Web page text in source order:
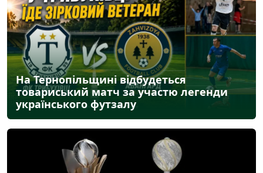
На Тернопільщині відбудеться
товариський матч за участю легенди
українського футзалу